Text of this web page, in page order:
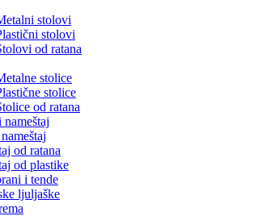
stolovi
stolovi
od ratana
stolice
stolice
od ratana
od ratana
od plastike
i tende
ljuljaške